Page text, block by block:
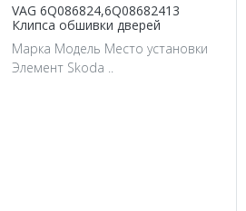
VAG 6Q086824,6Q08682413
Клипса обшивки дверей
Марка Модель Место установки
Элемент Skoda ..